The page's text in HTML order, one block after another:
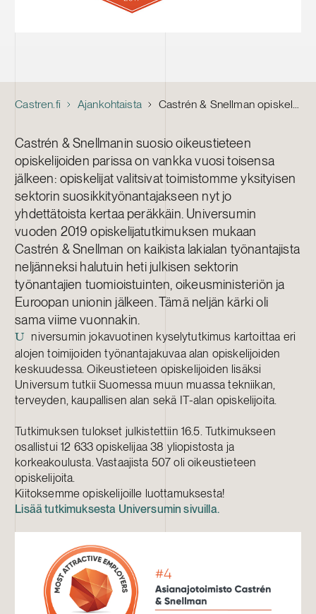
Castren.fi Ajankohtaista Castrén & Snellman opiskelijoiden suosikkiasianajotoimisto jo yhdettätoista kertaa
Castrén & Snellmanin suosio oikeustieteen
opiskelijoiden parissa on vankka vuosi toisensa
jälkeen: opiskelijat valitsivat toimistomme yksityisen
sektorin suosikkityönantajakseen nyt jo
yhdettätoista kertaa peräkkäin. Universumin
vuoden 2019 opiskelijatutkimuksen mukaan
Castrén & Snellman on kaikista lakialan työnantajista
neljänneksi halutuin heti julkisen sektorin
työnantajien tuomioistuinten, oikeusministeriön ja
Euroopan unionin jälkeen. Tämä neljän kärki oli
sama viime vuonnakin.
U
niversumin jokavuotinen kyselytutkimus kartoittaa eri
alojen toimijoiden työnantajakuvaa alan opiskelijoiden
keskuudessa. Oikeustieteen opiskelijoiden lisäksi
Universum tutkii Suomessa muun muassa tekniikan,
terveyden, kaupallisen alan sekä IT-alan opiskelijoita.
Tutkimuksen tulokset julkistettiin 16.5. Tutkimukseen
osallistui 12 633 opiskelijaa 38 yliopistosta ja
korkeakoulusta. Vastaajista 507 oli oikeustieteen
opiskelijoita.
Kiitoksemme opiskelijoille luottamuksesta!
Lisää tutkimuksesta Universumin sivuilla.